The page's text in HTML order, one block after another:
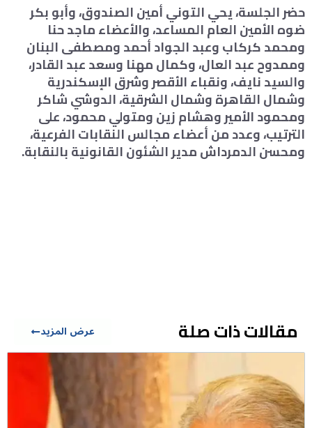
حضر الجلسة، يحي التوني أمين الصندوق، وأبو بكر
ضوه الأمين العام المساعد، والأعضاء ماجد حنا
ومحمد كركاب وعبد الجواد أحمد ومصطفى البنان
وممدوح عبد العال، وكمال مهنا وسعد عبد القادر،
والسيد نايف، ونقباء الأقصر وشرق الإسكندرية
وشمال القاهرة وشمال الشرقية، الدوشي شاكر
ومحمود الأمير وهشام زين ومتولي محمود، على
الترتيب، وعدد من أعضاء مجالس النقابات الفرعية،
ومحسن الدمرداش مدير الشئون القانونية بالنقابة.
مقالات ذات صلة عرض المزيد